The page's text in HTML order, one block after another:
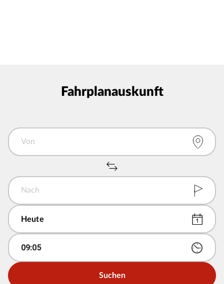
Fahrplanauskunft
Von
Von und Nach tauschen
Nach
09:05
Suchen